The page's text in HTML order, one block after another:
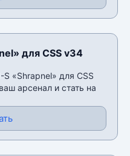
для CSS v34
«Shrapnel» для CSS
арсенал и стать на